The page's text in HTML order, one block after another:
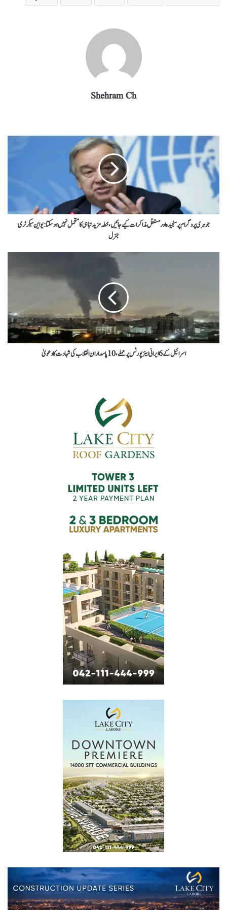
A
ok
r
In
ra
Shehram Ch
جوہری پروگرام پرسنجیدہ اور مستقل مذاکرات کیے جائیں ، خطہ مزید تباہی کا متحمل نہیں ہوسکتا: یو این سیکرٹری
جنرل
اسرائیل کے 6 ایرانی ایئرپورٹس پر حملے، 10 پاسداران انقلاب کی شہادت کا دعویٰ